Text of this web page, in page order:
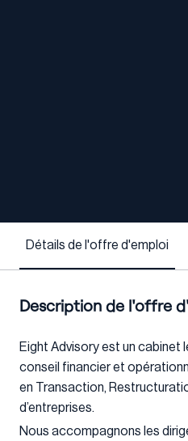
Détails de l'offre d'emploi
Description de l'offre
Eight Advisory est un cabinet
conseil financier et
en Transaction,
d’entreprises.
Nous accompagnons les